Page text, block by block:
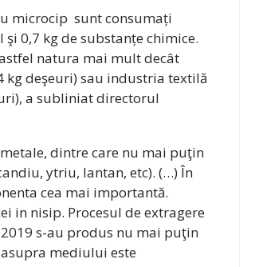
microcip sunt consumați
0,7 kg de substanțe chimice.
natura mai mult decât
kg deşeuri) sau industria textilă
a subliniat directorul
dintre care nu mai puţin
ytriu, lantan, etc). (…) În
cea mai importantă.
in nisip. Procesul de extragere
s-au produs nu mai puţin
mediului este